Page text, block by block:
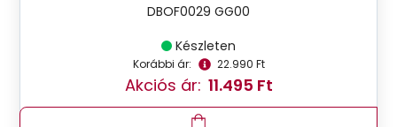
DBOF0029 GG00
Készleten
Korábbi ár: 22.990 Ft
Akciós ár: 11.495 Ft